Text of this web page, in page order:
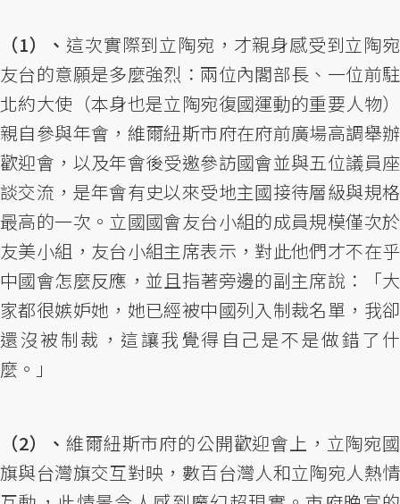
（1）、 這次實際到立陶宛，才親身感受到立陶宛
友台的意願是多麼強烈：兩位內閣部長、一位前駐
北約大使（本身也是立陶宛復國運動的重要人物）
親自參與年會，維爾紐斯市府在府前廣場高調舉辦
歡迎會，以及年會後受邀參訪國會並與五位議員座
談交流，是年會有史以來受地主國接待層級與規格
最高的一次。立國國會友台小組的成員規模僅次於
友美小組，友台小組主席表示，對此他們才不在乎
中國會怎麼反應，並且指著旁邊的副主席說：「大
家都很嫉妒她，她已經被中國列入制裁名單，我卻
還沒被制裁，這讓我覺得自己是不是做錯了什
麼。」
（2）、維爾紐斯市府的公開歡迎會上，立陶宛國
旗與台灣旗交互對映，數百台灣人和立陶宛人熱情